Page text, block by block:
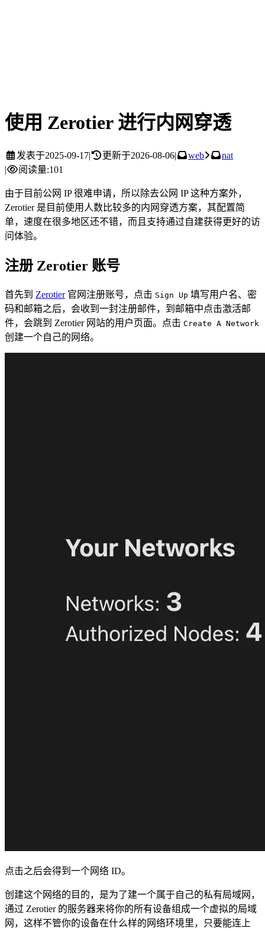
使用 Zerotier 进行内网穿透
发表于2025-09-17| 更新于2026-08-06| web
nat
|
阅读量:101
由于目前公网 IP 很难申请，所以除去公网 IP 这种方案外，
Zerotier 是目前使用人数比较多的内网穿透方案，其配置简
单，速度在很多地区还不错，而且支持通过自建获得更好的访
问体验。
注册 Zerotier 账号
首先到 Zerotier官网注册账号，点击 Sign Up 填写用户名、密
码和邮箱之后，会收到一封注册邮件，到邮箱中点击激活邮
件，会跳到 Zerotier 网站的用户页面。点击 Create A Network
创建一个自己的网络。
点击之后会得到一个网络 ID。
创建这个网络的目的，是为了建一个属于自己的私有局域网，
通过 Zerotier 的服务器来将你的所有设备组成一个虚拟的局域
网，这样不管你的设备在什么样的网络环境里，只要能连上